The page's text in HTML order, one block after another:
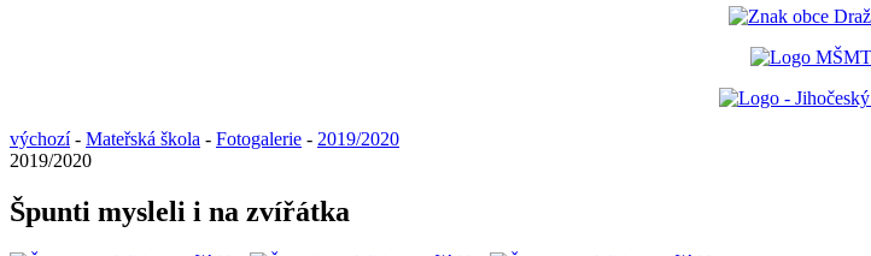
výchozí- Mateřská škola - Fotogalerie - 2019/2020
2019/2020
Špunti mysleli i na zvířátka